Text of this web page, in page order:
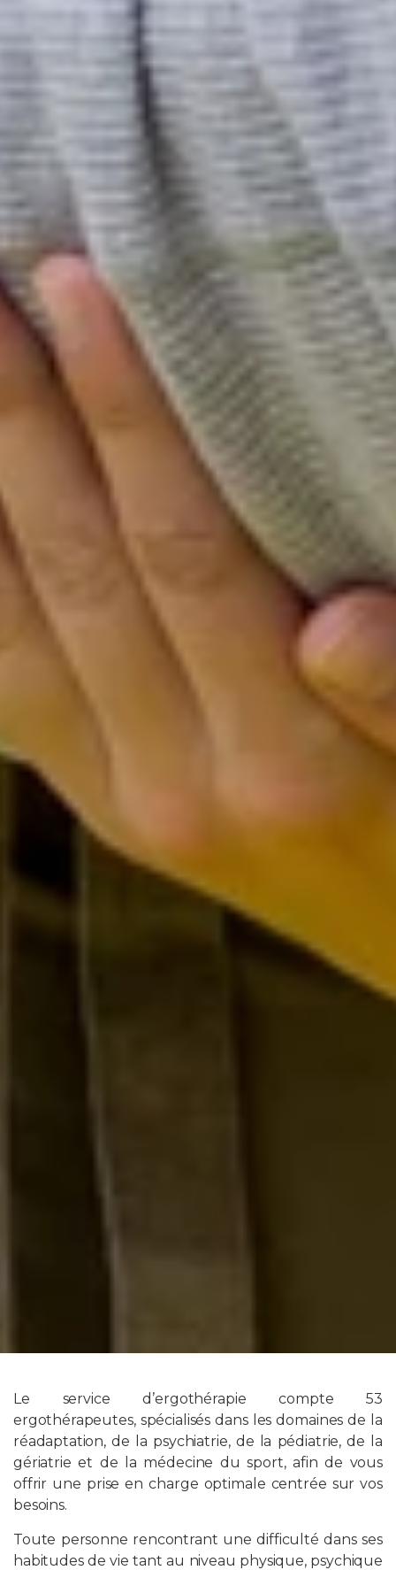
Le service d’ergothérapie compte 53
ergothérapeutes, spécialisés dans les domaines de la
réadaptation, de la psychiatrie, de la pédiatrie, de la
gériatrie et de la médecine du sport, afin de vous
offrir une prise en charge optimale centrée sur vos
besoins.
Toute personne rencontrant une difficulté dans ses
habitudes de vie tant au niveau physique, psychique